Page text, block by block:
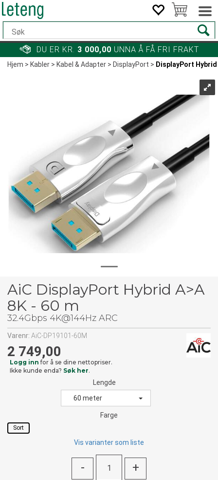
DU ER KR. 3 000,00 UNNA Å FÅ FRI FRAKT
Hjem>Kabler>Kabel & Adapter>DisplayPort> DisplayPort Hybrid
AiC DisplayPort Hybrid A>A
8K - 60 m
32.4Gbps 4K@144Hz ARC
Varenr: AiC-DP19101-60M
2 749,00
Logg inn for å se dine nettopriser.
Ikke kunde enda? Søk her.
Lengde
60 meter
Farge
Sort
Vis varianter som liste
- +